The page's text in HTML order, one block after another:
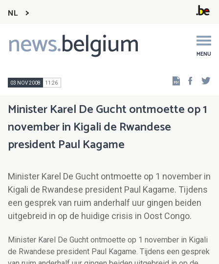
NL
news.belgium MENU
Main
navigation
03 NOV 2008 11:26
Minister Karel De Gucht ontmoette op 1
november in Kigali de Rwandese
president Paul Kagame
Minister Karel De Gucht ontmoette op 1 november in
Kigali de Rwandese president Paul Kagame. Tijdens
een gesprek van ruim anderhalf uur gingen beiden
uitgebreid in op de huidige crisis in Oost Congo.
Minister Karel De Gucht ontmoette op 1 november in Kigali
de Rwandese president Paul Kagame. Tijdens een gesprek